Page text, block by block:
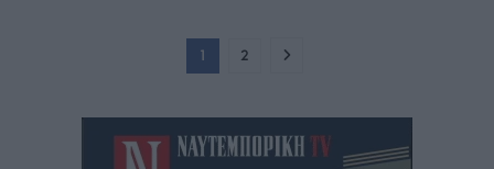
1 2